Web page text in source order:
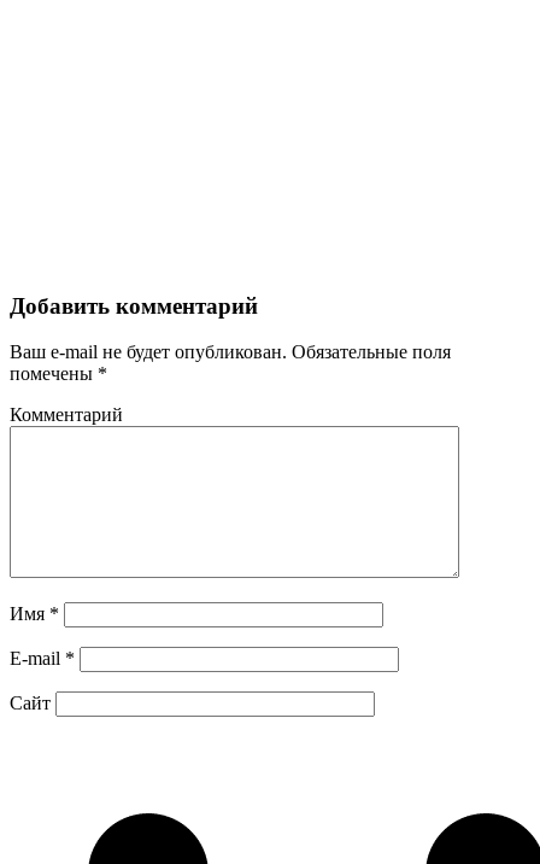
Добавить комментарий
Ваш e-mail не будет опубликован. Обязательные поля
помечены *
Комментарий
Имя *
E-mail *
Сайт